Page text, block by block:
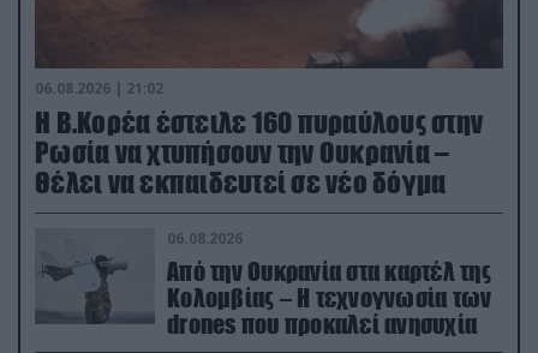
06.08.2026 | 21:02
Η Β.Κορέα έστειλε 160 πυραύλους στην
Ρωσία να χτυπήσουν την Ουκρανία –
Θέλει να εκπαιδευτεί σε νέο δόγμα
06.08.2026
Από την Ουκρανία στα καρτέλ της
Κολομβίας – Η τεχνογνωσία των
drones που προκαλεί ανησυχία